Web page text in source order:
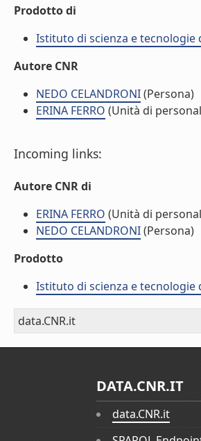
Prodotto di
Istituto di scienza e tecnologie
Autore CNR
NEDO CELANDRONI(Persona)
ERINA FERRO (Unità di
Incoming links:
Autore CNR di
ERINA FERRO (Unità di
NEDO CELANDRONI(Persona)
Prodotto
Istituto di scienza e tecnologie
data.CNR.it
DATA.CNR.IT
data.CNR.it